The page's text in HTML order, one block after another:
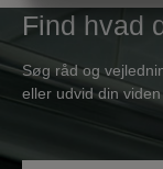
Find hvad
Søg råd og
eller udvid din